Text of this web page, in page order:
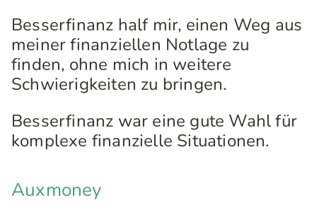
Besserfinanz half mir, einen Weg aus
meiner finanziellen Notlage zu
finden, ohne mich in weitere
Schwierigkeiten zu bringen.
Besserfinanz war eine gute Wahl für
komplexe finanzielle Situationen.
Auxmoney